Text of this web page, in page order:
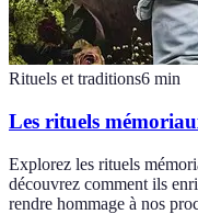
Rituels et traditions6 min
Les rituels
Explorez les rituels
découvrez comment ils
rendre hommage à nos